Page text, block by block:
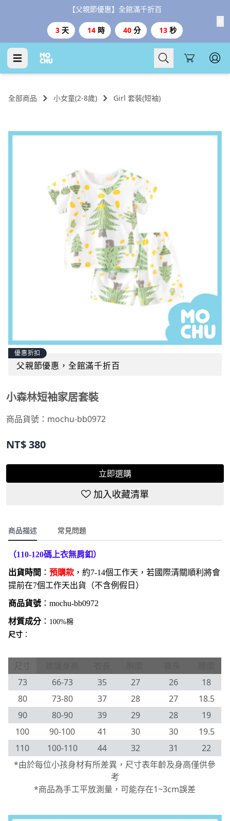
【父親節優惠】全館滿千折百
3 天 14 時 40 分 13 秒
Cart
全部商品 小女童(2-8歲) Girl 套裝(短袖)
優惠折扣
父親節優惠，全館滿千折百
小森林短袖家居套裝
商品貨號： mochu-bb0972
NT$380
立即選購
加入收藏清單
商品描述 常見問題
（110-120碼上衣無肩釦）
出貨時間 ： 預購款 ，約7-14個工作天，若國際清關順利將會
提前在7個工作天出貨（不含例假日）
商品貨號： mochu-bb0972
材質成分： 100%棉
尺寸 ：
73
66-73 35 27 26
18
80
73-80 37 28 27
18.5
90
80-90 39 29 28
19
100
90-100 41 30 30
19.5
110
100-110 44 32 31
22
*由於每位小孩身材有所差異，尺寸表年齡及身高僅供參
考
*商品為手工平放測量，可能存在1~3cm誤差